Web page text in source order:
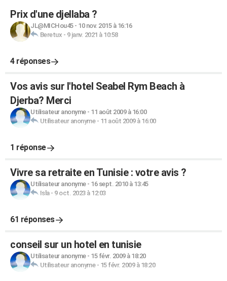
Prix d'une djellaba ?
JL@MICHou45- 10 nov. 2015 à 16:16
Beretux - 9 janv. 2021 à 10:58
4 réponses
Vos avis sur l'hotel Seabel Rym Beach à
Djerba? Merci
Utilisateur anonyme- 11 août 2009 à 16:00
Utilisateur anonyme- 11 août 2009 à 16:00
1 réponse
Vivre sa retraite en Tunisie : votre avis ?
Utilisateur anonyme- 16 sept. 2010 à 13:45
Isla- 9 oct. 2023 à 12:03
61 réponses
conseil sur un hotel en tunisie
Utilisateur anonyme- 15 févr. 2009 à 18:20
Utilisateur anonyme- 15 févr. 2009 à 18:20